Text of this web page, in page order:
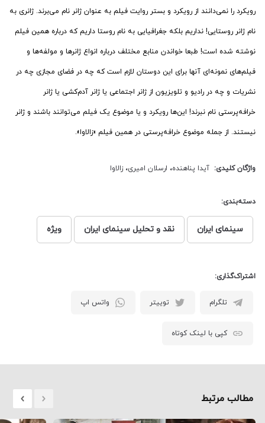
رویکرد را نمی‌دانند از رویکرد و بستر روایت فیلم به عنوان ژانر نام می‌برند. ژانری به
نام ژانر روستایی! نداریم بلکه جغرافیایی به نام روستا داریم که درباره همین فیلم
نوشته شده است! طبعا خواندن منابع مختلف درباره انواع ژانرها و مولفه‌ها و
فیلم‌های نمونه‌ای آنها برای این دوستان لازم است که چه در فضای مجازی چه در
نشریات و چه در رادیو و تلویزیون از ژانر اجتماعی یا ژانر آدم‌کشی یا ژانر
خرافه‌پرستی نام نبرند! این‌ها رویکرد و یا موضوع یک فیلم می‌توانند باشند و ژانر
نیستند. از جمله موضوع خرافه‌پرستی در همین فیلم «زالاوا».
واژگان کلیدی: آیدا پناهنده، ارسلان امیری، زالاوا
دسته‌بندی:
سینمای ایران نقد و تحلیل سینمای ایران ویژه
اشتراک‌گذاری:
تلگرام توییتر واتس اپ
کپی با لینک کوتاه
مطالب مرتبط